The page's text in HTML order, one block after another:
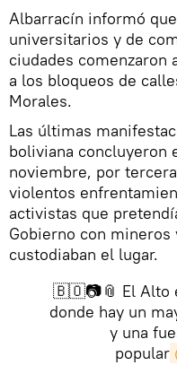
Albarracín informó
universitarios y de
ciudades comenzaron
a los bloqueos de
Morales.
Las últimas
boliviana concluyeron
noviembre, por
violentos
activistas que
Gobierno con mineros
custodiaban el lugar.
🇧🇴📷📎 El Alto
donde hay un
y una
popular